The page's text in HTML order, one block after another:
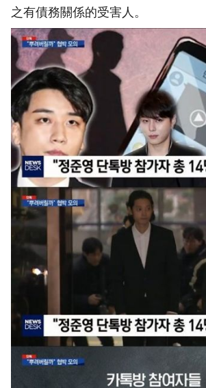
之有債務關係的受害人。